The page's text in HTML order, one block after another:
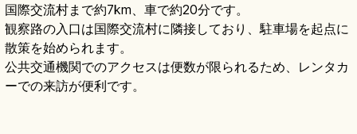
国際交流村まで約7km、車で約20分です。
観察路の入口は国際交流村に隣接しており、駐車場を起点に
散策を始められます。
公共交通機関でのアクセスは便数が限られるため、レンタカ
ーでの来訪が便利です。